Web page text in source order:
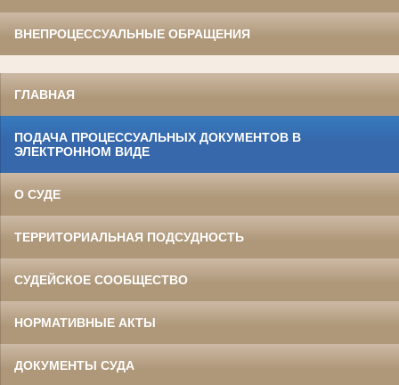
ВНЕПРОЦЕССУАЛЬНЫЕ ОБРАЩЕНИЯ
ГЛАВНАЯ
ПОДАЧА ПРОЦЕССУАЛЬНЫХ ДОКУМЕНТОВ В
ЭЛЕКТРОННОМ ВИДЕ
О СУДЕ
ТЕРРИТОРИАЛЬНАЯ ПОДСУДНОСТЬ
СУДЕЙСКОЕ СООБЩЕСТВО
НОРМАТИВНЫЕ АКТЫ
ДОКУМЕНТЫ СУДА